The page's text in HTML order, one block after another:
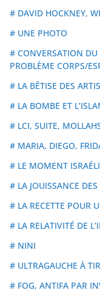
# DAVID HOCKNEY,
# UNE PHOTO
# CONVERSATION DU
PROBLÈME CORPS/
# LA BÊTISE DES
# LA BOMBE ET
# LCI, SUITE,
# MARIA, DIEGO,
# LE MOMENT
# LA JOUISSANCE DES
# LA RECETTE POUR
# LA RELATIVITÉ DE
# NINI
# ULTRAGAUCHE À
# FOG, ANTIFA PAR